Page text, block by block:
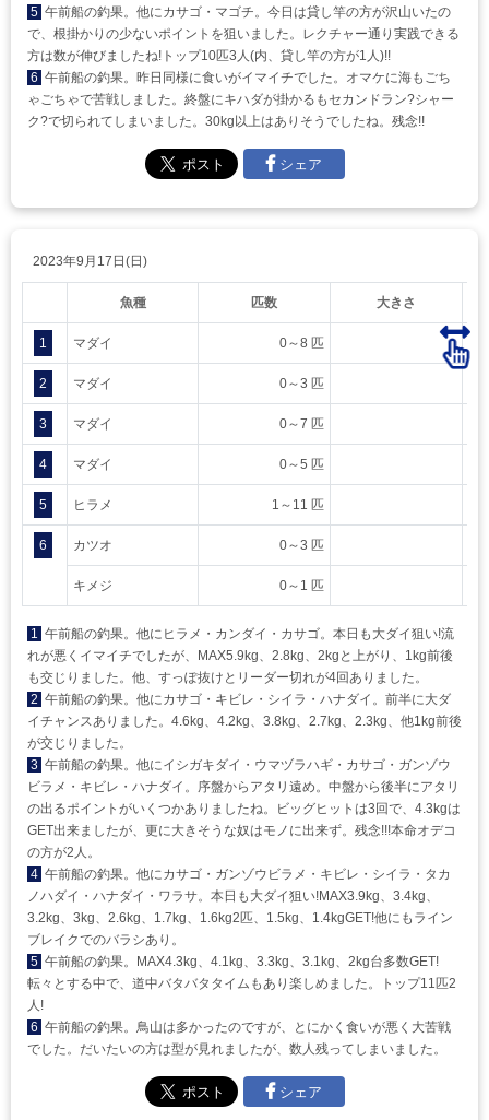
5 午前船の釣果。他にカサゴ・マゴチ。今日は貸し竿の方が沢山いたの
で、根掛かりの少ないポイントを狙いました。レクチャー通り実践できる
方は数が伸びましたね!トップ10匹3人(内、貸し竿の方が1人)!!
6 午前船の釣果。昨日同様に食いがイマイチでした。オマケに海もごち
ゃごちゃで苦戦しました。終盤にキハダが掛かるもセカンドラン?シャー
ク?で切られてしまいました。30kg以上はありそうでしたね。残念!!
シェア
2023年9月17日(日)
魚種 匹数 大きさ
1 マダイ 0～8 匹
2 マダイ 0～3 匹
3 マダイ 0～7 匹
4 マダイ 0～5 匹
5 ヒラメ 1～11 匹
6 カツオ 0～3 匹
キメジ 0～1 匹
1 午前船の釣果。他にヒラメ・カンダイ・カサゴ。本日も大ダイ狙い!流
れが悪くイマイチでしたが、MAX5.9kg、2.8kg、2kgと上がり、1kg前後
も交じりました。他、すっぽ抜けとリーダー切れが4回ありました。
2 午前船の釣果。他にカサゴ・キビレ・シイラ・ハナダイ。前半に大ダ
イチャンスありました。4.6kg、4.2kg、3.8kg、2.7kg、2.3kg、他1kg前後
が交じりました。
3 午前船の釣果。他にイシガキダイ・ウマヅラハギ・カサゴ・ガンゾウ
ビラメ・キビレ・ハナダイ。序盤からアタリ遠め。中盤から後半にアタリ
の出るポイントがいくつかありましたね。ビッグヒットは3回で、4.3kgは
GET出来ましたが、更に大きそうな奴はモノに出来ず。残念!!!本命オデコ
の方が2人。
4 午前船の釣果。他にカサゴ・ガンゾウビラメ・キビレ・シイラ・タカ
ノハダイ・ハナダイ・ワラサ。本日も大ダイ狙い!MAX3.9kg、3.4kg、
3.2kg、3kg、2.6kg、1.7kg、1.6kg2匹、1.5kg、1.4kgGET!他にもライン
ブレイクでのバラシあり。
5 午前船の釣果。MAX4.3kg、4.1kg、3.3kg、3.1kg、2kg台多数GET!
転々とする中で、道中バタバタタイムもあり楽しめました。トップ11匹2
人!
6 午前船の釣果。鳥山は多かったのですが、とにかく食いが悪く大苦戦
でした。だいたいの方は型が見れましたが、数人残ってしまいました。
シェア